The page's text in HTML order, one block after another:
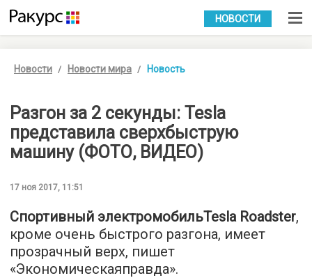
УКР РУС
НОВОСТИ
Новости Новости мира Новость
Разгон за 2 секунды: Tesla
представила сверхбыструю
машину (ФОТО, ВИДЕО)
17 ноя 2017, 11:51
Спортивный электромобильTesla Roadster,
кроме очень быстрого разгона, имеет
прозрачный верх, пишет
«Экономическаяправда».